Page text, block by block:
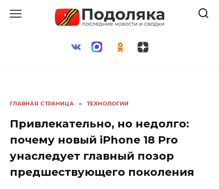
ГЛАВНАЯ СТРАНИЦА » ТЕХНОЛОГИИ
Привлекательно, но недолго:
почему новый iPhone 18 Pro
унаследует главный позор
предшествующего поколения